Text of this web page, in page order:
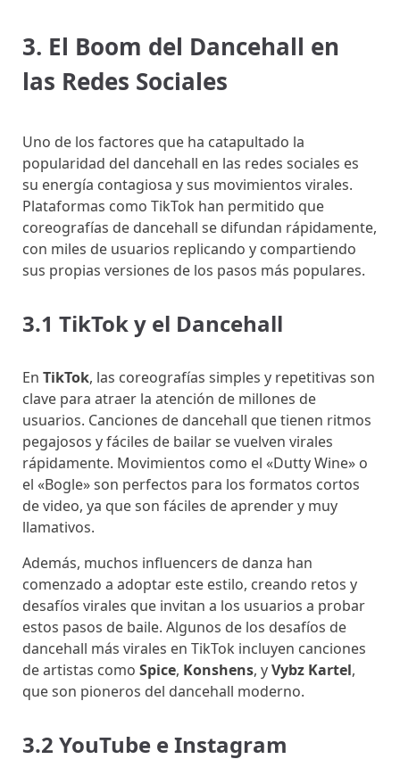
3. El Boom del Dancehall en
las Redes Sociales
Uno de los factores que ha catapultado la
popularidad del dancehall en las redes sociales es
su energía contagiosa y sus movimientos virales.
Plataformas como TikTok han permitido que
coreografías de dancehall se difundan rápidamente,
con miles de usuarios replicando y compartiendo
sus propias versiones de los pasos más populares.
3.1 TikTok y el Dancehall
En TikTok, las coreografías simples y repetitivas son
clave para atraer la atención de millones de
usuarios. Canciones de dancehall que tienen ritmos
pegajosos y fáciles de bailar se vuelven virales
rápidamente. Movimientos como el «Dutty Wine» o
el «Bogle» son perfectos para los formatos cortos
de video, ya que son fáciles de aprender y muy
llamativos.
Además, muchos influencers de danza han
comenzado a adoptar este estilo, creando retos y
desafíos virales que invitan a los usuarios a probar
estos pasos de baile. Algunos de los desafíos de
dancehall más virales en TikTok incluyen canciones
de artistas como Spice, Konshens, yVybz Kartel,
que son pioneros del dancehall moderno.
3.2 YouTube e Instagram